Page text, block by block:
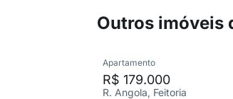
Outros imóveis
Apartamento
R$ 179.000
R. Angola, Feitoria